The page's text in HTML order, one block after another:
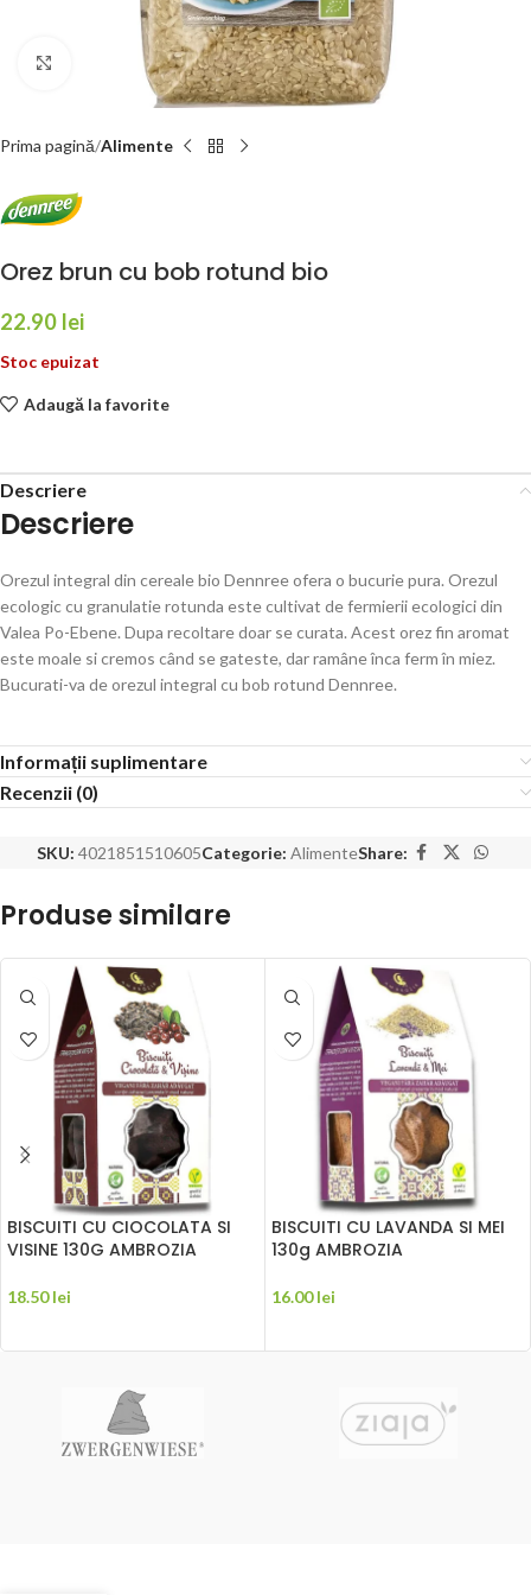
Faceți click pentru a mări
Prima pagină Alimente
Orez brun cu bob rotund bio
22.90 lei
Stoc epuizat
Adaugă la favorite
Descriere
Descriere
Orezul integral din cereale bio Dennree ofera o bucurie pura. Orezul
ecologic cu granulatie rotunda este cultivat de fermierii ecologici din
Valea Po-Ebene. Dupa recoltare doar se curata. Acest orez fin aromat
este moale si cremos când se gateste, dar ramâne înca ferm în miez.
Bucurati-va de orezul integral cu bob rotund Dennree.
Informații suplimentare
Recenzii (0)
SKU: 4021851510605Categorie: AlimenteShare:
Produse similare
BISCUITI CU CIOCOLATA SI
VISINE 130G AMBROZIA
18.50lei
BISCUITI CU LAVANDA SI MEI
130g AMBROZIA
16.00lei